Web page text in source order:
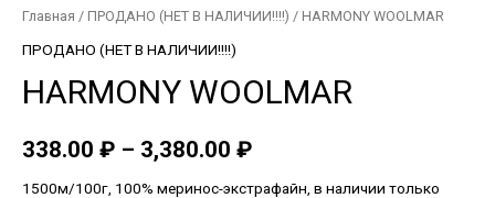
Главная / ПРОДАНО (НЕТ В НАЛИЧИИ!!!!) / HARMONY WOOLMAR
ПРОДАНО (НЕТ В НАЛИЧИИ!!!!)
HARMONY WOOLMAR
338.00 ₽ – 3,380.00 ₽
1500м/100г, 100% меринос-экстрафайн, в наличии только